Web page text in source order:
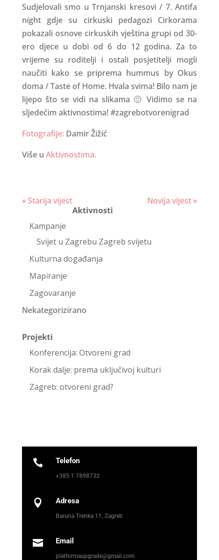
Sudjelovali smo u Trnjanski kresovi / 7. Antifa
night gdje su cirkuski pedagozi Cirkorama
pokazali osnove cirkuskih vještina grupi od 30-
ero djece u dobi od 6 do 12 godina. Za to
vrijeme su roditelji i ostali posjetitelji mogli
naučiti kako se priprema hummus by Okus
doma / Taste of Home. Hvala svima! Bilo nam je
lijepo što se vidi na slikama 🙂 Vidimo se na
sljedećim aktivnostima! #zagrebotvorenigrad
Fotografije: Damir Žižić
Više u Aktivnostima.
Continue
« Starija vijest
Novija vijest »
Aktivnosti
Kampanje
Svijet u Zagrebu Zagreb svijetu
Kulturna događanja
Mapiranje
Zagovaranje
Nekategorizirano
Projekti
Konferencija: Otvoreni grad
Korak dalje: prema uključivoj kulturi
Zagreb: otvoreni grad?
 Telefon
+385 1 7898732
 Adresa
Baruna Trenka 11, Zagreb
 Email
platformaupgrade@gmail.com